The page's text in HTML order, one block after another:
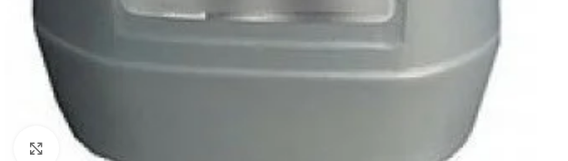
Click to enlarge